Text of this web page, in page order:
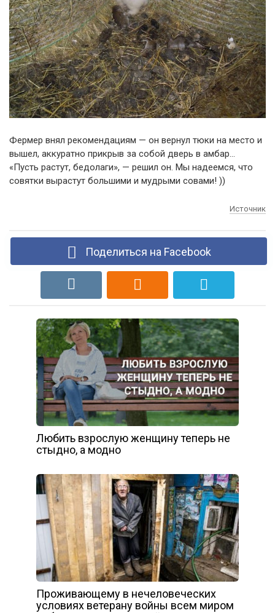
Фермер внял рекомендациям — он вернул тюки на место и
вышел, аккуратно прикрыв за собой дверь в амбар…
«Пусть растут, бедолаги», — решил он. Мы надеемся, что
совятки вырастут большими и мудрыми совами! ))
Источник
Поделиться на Facebook
Любить взрослую женщину теперь не
стыдно, а модно
Проживающему в нечеловеческих
условиях ветерану войны всем миром